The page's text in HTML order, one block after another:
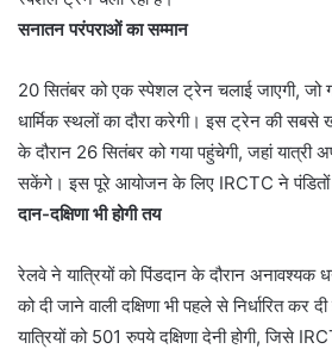
सनातन परंपराओं का सम्मान
20 सितंबर को एक स्पेशल ट्रेन चलाई जाएगी, जो
धार्मिक स्थलों का दौरा करेगी। इस ट्रेन की सबसे
के दौरान 26 सितंबर को गया पहुंचेगी, जहां यात्री
सकेंगे। इस पूरे आयोजन के लिए IRCTC ने पंडितों
दान-दक्षिणा भी होगी तय
रेलवे ने यात्रियों को पिंडदान के दौरान अनावश्यक
को दी जाने वाली दक्षिणा भी पहले से निर्धारित कर
यात्रियों को 501 रुपये दक्षिणा देनी होगी, जिसे